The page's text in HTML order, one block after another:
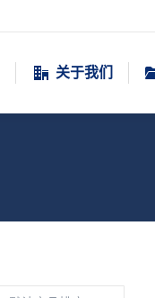
关于我们